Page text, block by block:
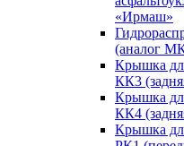
«Ирмаш»
(аналог
Крышка
КК3
Крышка
КК4
Крышка